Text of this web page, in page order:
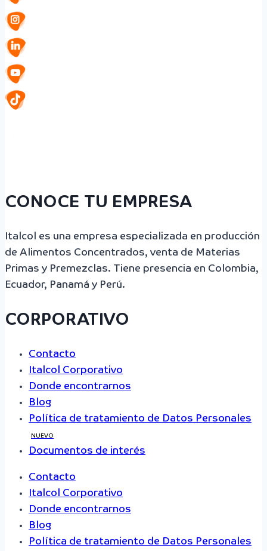
CONOCE TU EMPRESA
Italcol es una empresa especializada en producción
de Alimentos Concentrados, venta de Materias
Primas y Premezclas. Tiene presencia en Colombia,
Ecuador, Panamá y Perú.
CORPORATIVO
Contacto
Italcol Corporativo
Donde encontrarnos
Blog
Política de tratamiento de Datos Personales
NUEVO
Documentos de interés
Contacto
Italcol Corporativo
Donde encontrarnos
Blog
Política de tratamiento de Datos Personales